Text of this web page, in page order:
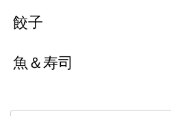
餃子
魚＆寿司